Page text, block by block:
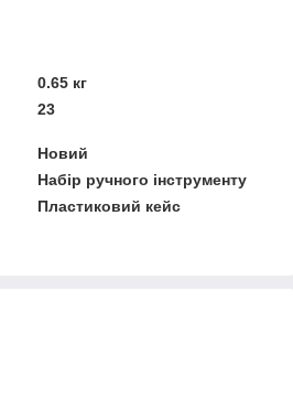
0.65 кг
23
Новий
Набір ручного інструменту
Пластиковий кейс